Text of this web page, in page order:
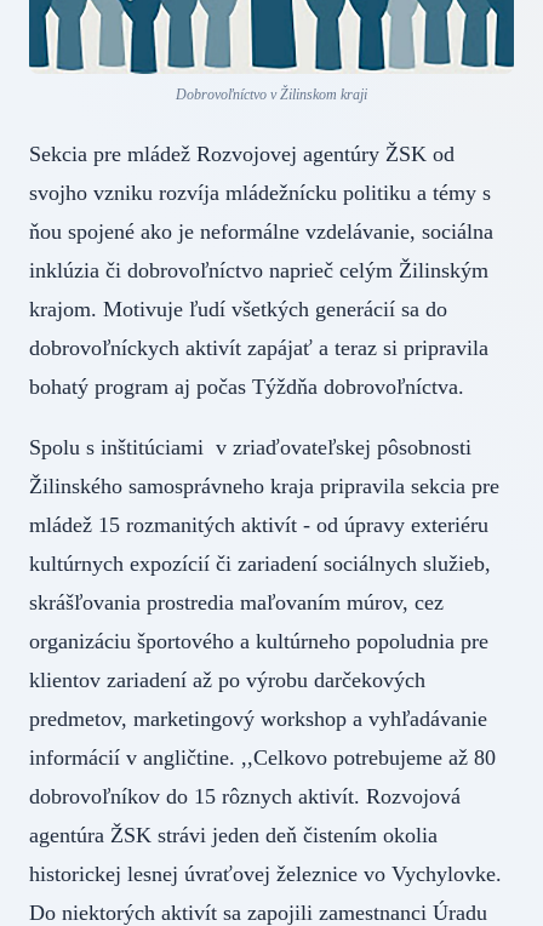
Dobrovoľníctvo v Žilinskom kraji
Sekcia pre mládež Rozvojovej agentúry ŽSK od
svojho vzniku rozvíja mládežnícku politiku a témy s
ňou spojené ako je neformálne vzdelávanie, sociálna
inklúzia či dobrovoľníctvo naprieč celým Žilinským
krajom. Motivuje ľudí všetkých generácií sa do
dobrovoľníckych aktivít zapájať a teraz si pripravila
bohatý program aj počas Týždňa dobrovoľníctva.
Spolu s inštitúciami v zriaďovateľskej pôsobnosti
Žilinského samosprávneho kraja pripravila sekcia pre
mládež 15 rozmanitých aktivít - od úpravy exteriéru
kultúrnych expozícií či zariadení sociálnych služieb,
skrášľovania prostredia maľovaním múrov, cez
organizáciu športového a kultúrneho popoludnia pre
klientov zariadení až po výrobu darčekových
predmetov, marketingový workshop a vyhľadávanie
informácií v angličtine. ,,Celkovo potrebujeme až 80
dobrovoľníkov do 15 rôznych aktivít. Rozvojová
agentúra ŽSK strávi jeden deň čistením okolia
historickej lesnej úvraťovej železnice vo Vychylovke.
Do niektorých aktivít sa zapojili zamestnanci Úradu